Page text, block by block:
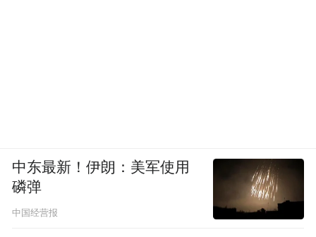
中东最新！伊朗：美军使用
磷弹
中国经营报